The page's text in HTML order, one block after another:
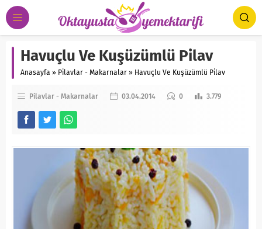
Havuçlu Ve Kuşüzümlü Pilav
Anasayfa » Pilavlar - Makarnalar » Havuçlu Ve Kuşüzümlü Pilav
Pilavlar - Makarnalar 03.04.2014 0 3.779